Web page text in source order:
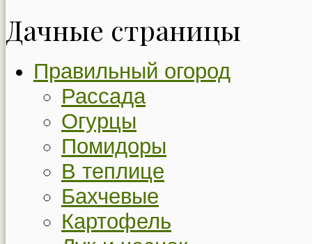
Дачные страницы
Правильный огород
Рассада
Огурцы
Помидоры
В теплице
Бахчевые
Картофель